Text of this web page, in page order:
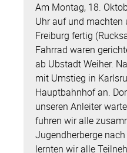
Am Montag, 18.
Uhr auf und machten
Freiburg fertig
Fahrrad waren
ab Ubstadt Weiher.
mit Umstieg in
Hauptbahnhof an.
unseren Anleiter
fuhren wir alle
Jugendherberge
lernten wir alle